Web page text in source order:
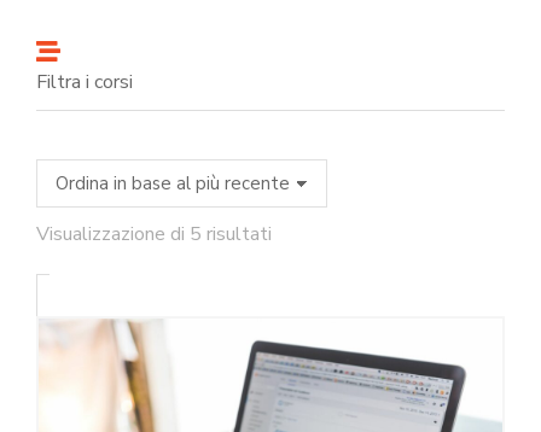
Filtra i corsi
Visualizzazione di 5 risultati